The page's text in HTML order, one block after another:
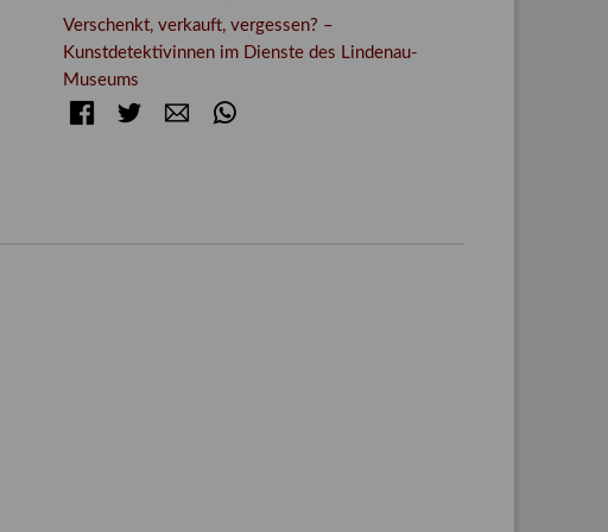
Verschenkt, verkauft, vergessen? –
Kunstdetektivinnen im Dienste des Lindenau-
Museums
FacebookTwitter E-mail